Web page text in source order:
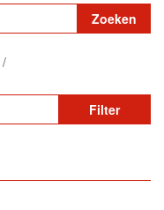
Zoeken
Filter